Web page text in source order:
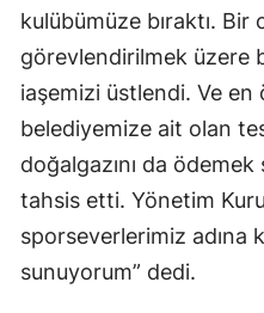
kulübümüze bıraktı.
görevlendirilmek üzere
iaşemizi üstlendi. Ve
belediyemize ait olan
doğalgazını da
tahsis etti. Yönetim
sporseverlerimiz adına
sunuyorum” dedi.